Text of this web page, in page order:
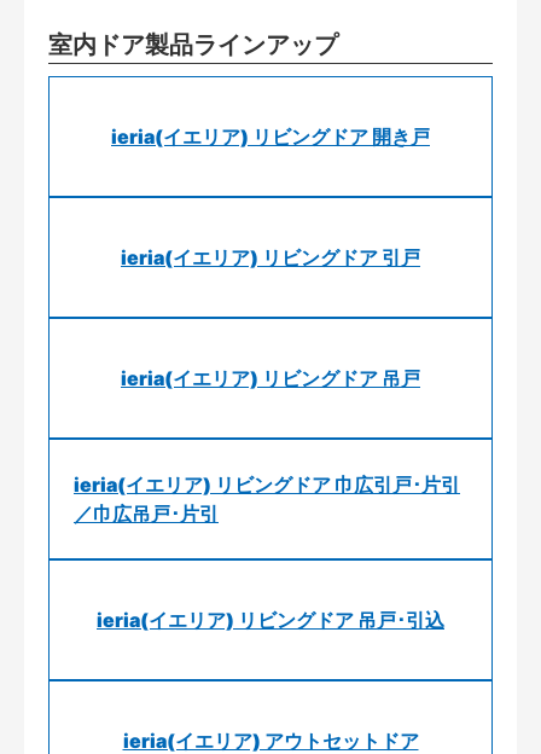
室内ドア製品ラインアップ
ieria(イエリア) リビングドア 開き戸
ieria(イエリア) リビングドア 引戸
ieria(イエリア) リビングドア 吊戸
ieria(イエリア) リビングドア 巾広引戸･片引
／巾広吊戸･片引
ieria(イエリア) リビングドア 吊戸･引込
ieria(イエリア) アウトセットドア